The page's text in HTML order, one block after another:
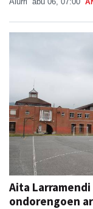
Aita
ondorengoen